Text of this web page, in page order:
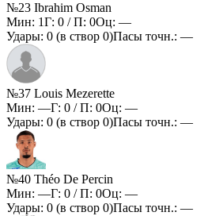
№23 Ibrahim Osman
Мин: 1Г: 0 / П: 0Оц: —
Удары: 0 (в створ 0)Пасы точн.: —
№37 Louis Mezerette
Мин: —Г: 0 / П: 0Оц: —
Удары: 0 (в створ 0)Пасы точн.: —
№40 Théo De Percin
Мин: —Г: 0 / П: 0Оц: —
Удары: 0 (в створ 0)Пасы точн.: —